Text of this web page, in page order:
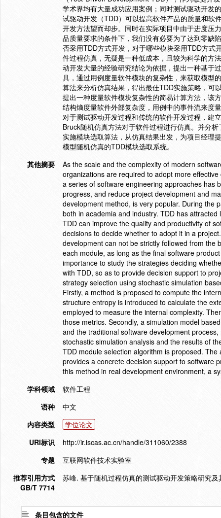
学术界均有大量成功应用案例；同时测试驱动开发
试驱动开发（TDD）可以提高软件产品的质量和软
开发方法望而却步。同时在实际项目中由于进度压
品质量要求的条件下，我们没有必要为了达到零缺
否采用TDD方式开发，对于哪些模块采用TDD方式
件过程仿真，无疑是一种低成本，且较为科学的方
动开发大量的经验研究结论为依据，提出一种基于
具，通过用例度量软件模块的复杂性，来获取模型
算法来分析仿真结果，得出最佳TDD实施策略，可
提出一种度量软件模块复杂性的简易计算方法，该
结构熵度量软件外部复杂度，用例中的事件流来度
对于测试驱动开发过程和传统的软件开发过程，建
Bruck随机仿真方法对于软件过程进行仿真。并分
实施模块选取算法，从仿真结果出发，为项目经理
模型随机仿真的TDD模块选取系统。
其他摘要
As the scale and the complexity of modern
organizations are required to adopt more
a series of software engineering approaches has
progress, and reduce project development and
development method, is very popular. During the
both in academia and industry. TDD has
TDD can improve the quality and productivity of
decisions to decide whether to adopt it in a
development can not be strictly followed from the
each module, as long as the final software
importance to study the strategies deciding
with TDD, so as to provide decision support to
strategy selection using stochastic simulation
Firstly, a method is proposed to compute the
structure entropy is introduced to calculate the
employed to measure the internal complexity.
those metrics. Secondly, a simulation model
and the traditional software development
stochastic simulation analysis and the results of
TDD module selection algorithm is proposed.
provides a concrete decision support to software
this method in real development environment, a
学科领域
软件工程
语种
中文
内容类型
学位论文
URI标识
http://ir.iscas.ac.cn/handle/311060/2388
专题
互联网软件技术实验室
推荐引用方式
GB/T 7714
苏峰. 基于随机过程仿真的测试驱动开发策略研究
条目包含的文件